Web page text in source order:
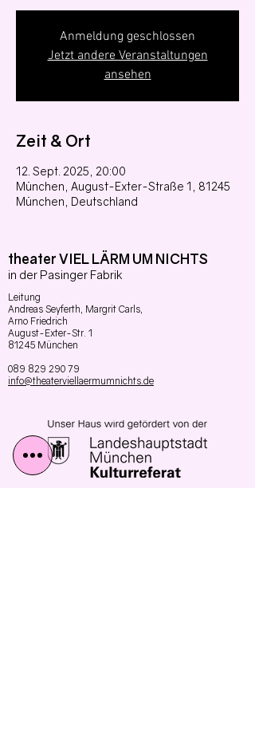
Anmeldung geschlossen
Jetzt andere Veranstaltungen
ansehen
Zeit & Ort
12. Sept. 2025, 20:00
München, August-Exter-Straße 1, 81245
München, Deutschland
theater VIEL LÄRM UM NICHTS
in der Pasinger Fabrik
Leitung
Andreas Seyferth, Margrit Carls,
Arno Friedrich
August-Exter-Str. 1
81245 München
089 829 290 79
info@theaterviellaermumnichts.de